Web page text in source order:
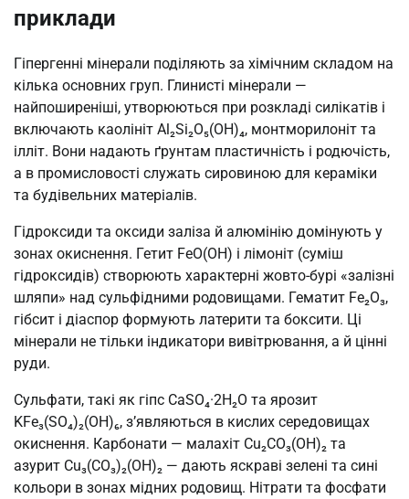
приклади
Гіпергенні мінерали поділяють за хімічним складом на
кілька основних груп. Глинисті мінерали —
найпоширеніші, утворюються при розкладі силікатів і
включають каолініт Al₂Si₂O₅(OH)₄, монтморилоніт та
ілліт. Вони надають ґрунтам пластичність і родючість,
а в промисловості служать сировиною для кераміки
та будівельних матеріалів.
Гідроксиди та оксиди заліза й алюмінію домінують у
зонах окиснення. Гетит FeO(OH) і лімоніт (суміш
гідроксидів) створюють характерні жовто-бурі «залізні
шляпи» над сульфідними родовищами. Гематит Fe₂O₃,
гібсит і діаспор формують латерити та боксити. Ці
мінерали не тільки індикатори вивітрювання, а й цінні
руди.
Сульфати, такі як гіпс CaSO₄·2H₂O та ярозит
KFe₃(SO₄)₂(OH)₆, з’являються в кислих середовищах
окиснення. Карбонати — малахіт Cu₂CO₃(OH)₂ та
азурит Cu₃(CO₃)₂(OH)₂ — дають яскраві зелені та сині
кольори в зонах мідних родовищ. Нітрати та фосфати